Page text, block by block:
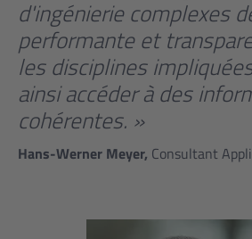
d'ingénierie complexes
performante et
les disciplines
ainsi accéder à des
cohérentes. »
Hans-Werner Meyer, Consultant